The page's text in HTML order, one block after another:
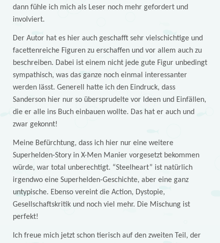
dann fühle ich mich als Leser noch mehr gefordert und
involviert.
Der Autor hat es hier auch geschafft sehr vielschichtige und
facettenreiche Figuren zu erschaffen und vor allem auch zu
beschreiben. Dabei ist einem nicht jede gute Figur unbedingt
sympathisch, was das ganze noch einmal interessanter
werden lässt. Generell hatte ich den Eindruck, dass
Sanderson hier nur so übersprudelte vor Ideen und Einfällen,
die er alle ins Buch einbauen wollte. Das hat er auch und
zwar gekonnt!
Meine Befürchtung, dass ich hier nur eine weitere
Superhelden-Story in X-Men Manier vorgesetzt bekommen
würde, war total unberechtigt. “Steelheart” ist natürlich
irgendwo eine Superhelden-Geschichte, aber eine ganz
untypische. Ebenso vereint die Action, Dystopie,
Gesellschaftskritik und noch viel mehr. Die Mischung ist
perfekt!
Ich freue mich jetzt schon tierisch auf den zweiten Teil, der